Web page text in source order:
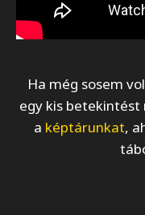
Ha még sosem
egy kis
a képtárunkat,